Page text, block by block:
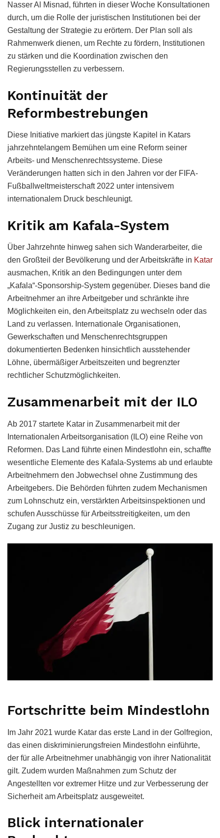
Nasser Al Misnad, führten in dieser Woche Konsultationen
durch, um die Rolle der juristischen Institutionen bei der
Gestaltung der Strategie zu erörtern. Der Plan soll als
Rahmenwerk dienen, um Rechte zu fördern, Institutionen
zu stärken und die Koordination zwischen den
Regierungsstellen zu verbessern.
Kontinuität der
Reformbestrebungen
Diese Initiative markiert das jüngste Kapitel in Katars
jahrzehntelangem Bemühen um eine Reform seiner
Arbeits- und Menschenrechtssysteme. Diese
Veränderungen hatten sich in den Jahren vor der FIFA-
Fußballweltmeisterschaft 2022 unter intensivem
internationalem Druck beschleunigt.
Kritik am Kafala-System
Über Jahrzehnte hinweg sahen sich Wanderarbeiter, die
den Großteil der Bevölkerung und der Arbeitskräfte in Katar
ausmachen, Kritik an den Bedingungen unter dem
„Kafala“-Sponsorship-System gegenüber. Dieses band die
Arbeitnehmer an ihre Arbeitgeber und schränkte ihre
Möglichkeiten ein, den Arbeitsplatz zu wechseln oder das
Land zu verlassen. Internationale Organisationen,
Gewerkschaften und Menschenrechtsgruppen
dokumentierten Bedenken hinsichtlich ausstehender
Löhne, übermäßiger Arbeitszeiten und begrenzter
rechtlicher Schutzmöglichkeiten.
Zusammenarbeit mit der ILO
Ab 2017 startete Katar in Zusammenarbeit mit der
Internationalen Arbeitsorganisation (ILO) eine Reihe von
Reformen. Das Land führte einen Mindestlohn ein, schaffte
wesentliche Elemente des Kafala-Systems ab und erlaubte
Arbeitnehmern den Jobwechsel ohne Zustimmung des
Arbeitgebers. Die Behörden führten zudem Mechanismen
zum Lohnschutz ein, verstärkten Arbeitsinspektionen und
schufen Ausschüsse für Arbeitsstreitigkeiten, um den
Zugang zur Justiz zu beschleunigen.
Fortschritte beim Mindestlohn
Im Jahr 2021 wurde Katar das erste Land in der Golfregion,
das einen diskriminierungsfreien Mindestlohn einführte,
der für alle Arbeitnehmer unabhängig von ihrer Nationalität
gilt. Zudem wurden Maßnahmen zum Schutz der
Angestellten vor extremer Hitze und zur Verbesserung der
Sicherheit am Arbeitsplatz ausgeweitet.
Blick internationaler